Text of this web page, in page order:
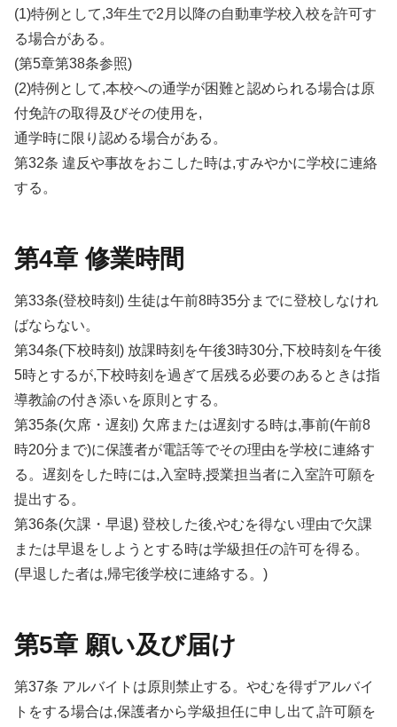
(1)特例として,3年生で2月以降の自動車学校入校を許可す
る場合がある。
(第5章第38条参照)
(2)特例として,本校への通学が困難と認められる場合は原
付免許の取得及びその使用を,
通学時に限り認める場合がある。
第32条 違反や事故をおこした時は,すみやかに学校に連絡
する。
第4章 修業時間
第33条(登校時刻) 生徒は午前8時35分までに登校しなけれ
ばならない。
第34条(下校時刻) 放課時刻を午後3時30分,下校時刻を午後
5時とするが,下校時刻を過ぎて居残る必要のあるときは指
導教諭の付き添いを原則とする。
第35条(欠席・遅刻) 欠席または遅刻する時は,事前(午前8
時20分まで)に保護者が電話等でその理由を学校に連絡す
る。遅刻をした時には,入室時,授業担当者に入室許可願を
提出する。
第36条(欠課・早退) 登校した後,やむを得ない理由で欠課
または早退をしようとする時は学級担任の許可を得る。
(早退した者は,帰宅後学校に連絡する。)
第5章 願い及び届け
第37条 アルバイトは原則禁止する。やむを得ずアルバイ
トをする場合は,保護者から学級担任に申し出て,許可願を